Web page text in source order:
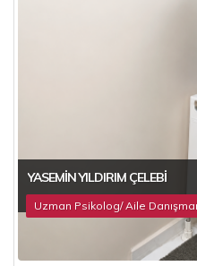
YASEMIN YILDIRIM ÇELEBI
Uzman Psikolog/ Aile